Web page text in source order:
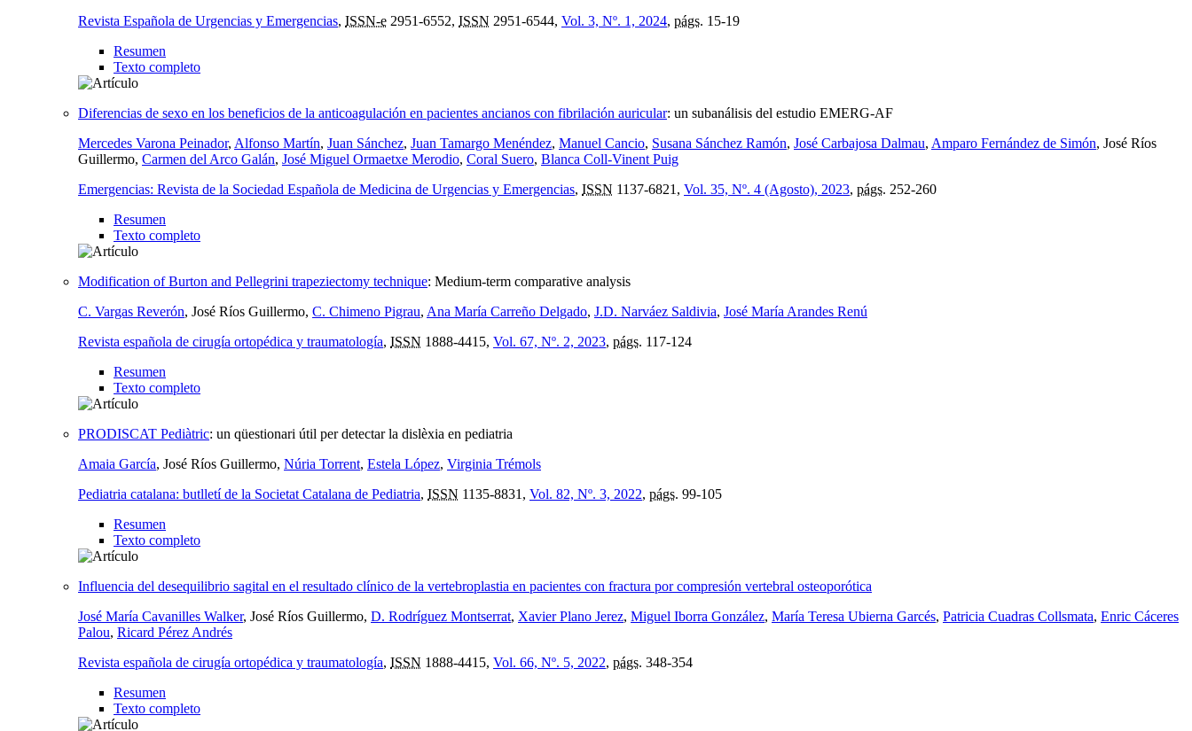
Revista Española de Urgencias y Emergencias, ISSN-e 2951-6552, ISSN 2951-6544, Vol. 3, Nº. 1, 2024, págs. 15-19
Resumen
Texto completo
Diferencias de sexo en los beneficios de la anticoagulación en pacientes ancianos con fibrilación auricular: un subanálisis del estudio EMERG-AF
Mercedes Varona Peinador, Alfonso Martín, Juan Sánchez, Juan Tamargo Menéndez, Manuel Cancio, Susana Sánchez Ramón, José Carbajosa Dalmau, Amparo Fernández de Simón, José Ríos
Guillermo, Carmen del Arco Galán, José Miguel Ormaetxe Merodio, Coral Suero, Blanca Coll-Vinent Puig
Emergencias: Revista de la Sociedad Española de Medicina de Urgencias y Emergencias, ISSN 1137-6821, Vol. 35, Nº. 4 (Agosto), 2023, págs. 252-260
Resumen
Texto completo
Modification of Burton and Pellegrini trapeziectomy technique: Medium-term comparative analysis
C. Vargas Reverón, José Ríos Guillermo, C. Chimeno Pigrau, Ana María Carreño Delgado, J.D. Narváez Saldivia, José María Arandes Renú
Revista española de cirugía ortopédica y traumatología, ISSN 1888-4415, Vol. 67, Nº. 2, 2023, págs. 117-124
Resumen
Texto completo
PRODISCAT Pediàtric: un qüestionari útil per detectar la dislèxia en pediatria
Amaia García, José Ríos Guillermo, Núria Torrent, Estela López, Virginia Trémols
Pediatria catalana: butlletí de la Societat Catalana de Pediatria, ISSN 1135-8831, Vol. 82, Nº. 3, 2022, págs. 99-105
Resumen
Texto completo
Influencia del desequilibrio sagital en el resultado clínico de la vertebroplastia en pacientes con fractura por compresión vertebral osteoporótica
José María Cavanilles Walker, José Ríos Guillermo, D. Rodríguez Montserrat, Xavier Plano Jerez, Miguel Iborra González, María Teresa Ubierna Garcés, Patricia Cuadras Collsmata, Enric Cáceres
Palou, Ricard Pérez Andrés
Revista española de cirugía ortopédica y traumatología, ISSN 1888-4415, Vol. 66, Nº. 5, 2022, págs. 348-354
Resumen
Texto completo